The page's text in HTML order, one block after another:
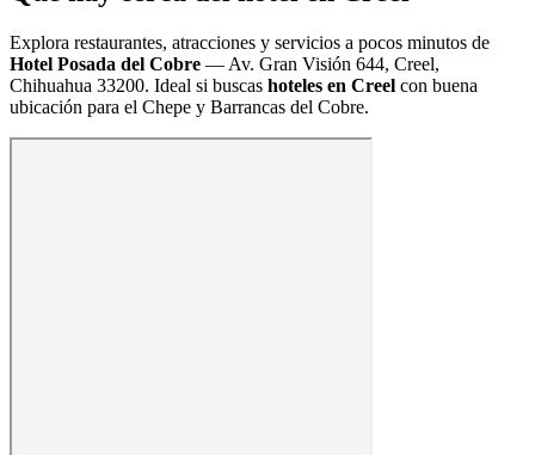
Explora restaurantes, atracciones y servicios a pocos minutos de
Hotel Posada del Cobre — Av. Gran Visión 644, Creel,
Chihuahua 33200. Ideal si buscas hoteles en Creel con buena
ubicación para el Chepe y Barrancas del Cobre.